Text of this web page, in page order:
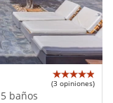
(3 opiniones)
baños